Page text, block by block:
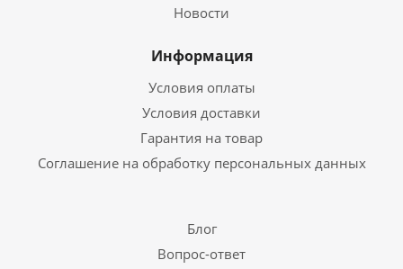
Новости
Информация
Условия оплаты
Условия доставки
Гарантия на товар
Соглашение на обработку персональных данных
Блог
Вопрос-ответ